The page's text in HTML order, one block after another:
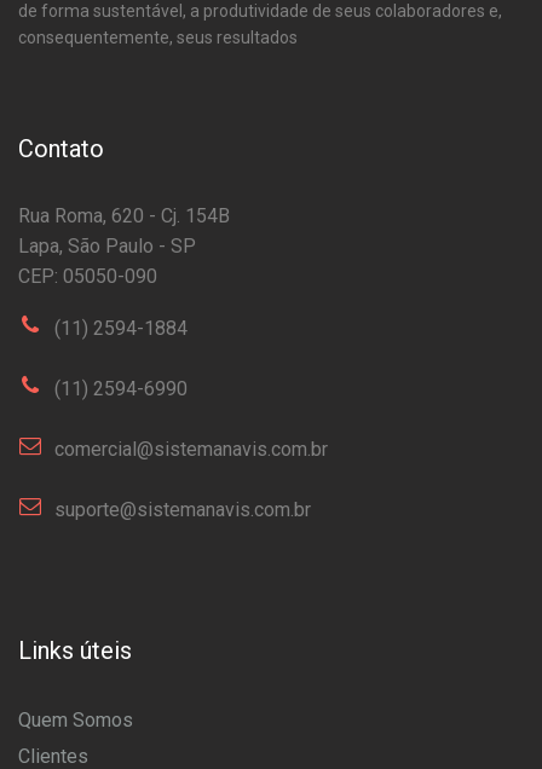
de forma sustentável, a produtividade de seus colaboradores e,
consequentemente, seus resultados
Contato
Rua Roma, 620 - Cj. 154B
Lapa, São Paulo - SP
CEP: 05050-090
(11) 2594-1884
(11) 2594-6990
comercial@sistemanavis.com.br
suporte@sistemanavis.com.br
Links úteis
Quem Somos
Clientes